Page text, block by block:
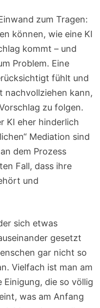
zum Tragen:
können, wie eine KI
kommt – und
Problem. Eine
fühlt und
nachvollziehen kann,
zu folgen.
KI eher hinderlich
Mediation sind
dem Prozess
Fall, dass ihre
und
sich etwas
gesetzt
gar nicht so
Vielfach ist man am
Einigung, die so völlig
was am Anfang